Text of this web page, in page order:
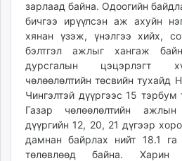
зарлаад байна. Одоогийн
бичгээ ирүүлсэн аж ахуйн
хянан үзэж, үнэлгээ хийх,
бэлтгэл ажлыг хангаж
дурсгалын цэцэрлэгт
чөлөөлөлтийн төсвийн тухайд
Чингэлтэй дүүргээс 15 тэрбум
Газар чөлөөлөлтийн
дүүргийн 12, 20, 21 дүгээр
дамнан байрлах нийт 18.1 га
төлөвлөөд байна. Харин